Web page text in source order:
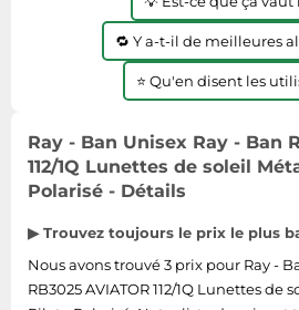
Reflex numériques
Robots de cuisine
Réfrigérateurs
Sèche-linge
Tablettes tactiles
Téléviseurs
🔁 Y a-t-il de meilleures
⭐ Qu'en disent les
Ray - Ban Unisex Ray - Ban
112/1Q Lunettes de soleil
Polarisé - Détails
▶ Trouvez toujours le prix le plus
Nous avons trouvé 3 prix pour Ray -
RB3025 AVIATOR 112/1Q Lunettes de